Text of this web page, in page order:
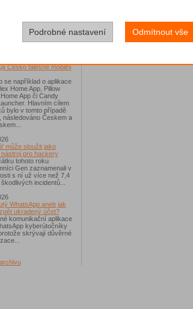
získat Norton 360
se soutěže s
IT Kompas...
příchodem léta
Česko falešné mobilní
se například o aplikace
Home App, Pillow
App či Candy
Hlavním cílem
bylo v tomto případě
následováno Českem a
může sloužit jako
pro hackery
tohoto roku
Gen zaznamenali v
s ní už více než 7,4
incidentů...
WhatsApp aneb jak
ukradený účet?
komunikační aplikace
kyberútočníky
skrývají důvěrné
Podrobné nastavení Odmítnout vše